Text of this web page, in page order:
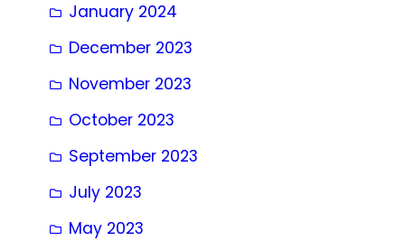
January 2024
December 2023
November 2023
October 2023
September 2023
July 2023
May 2023